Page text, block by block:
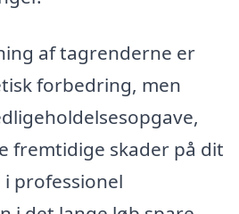
af tagrenderne er
forbedring, men
fremtidige skader på dit
professionel